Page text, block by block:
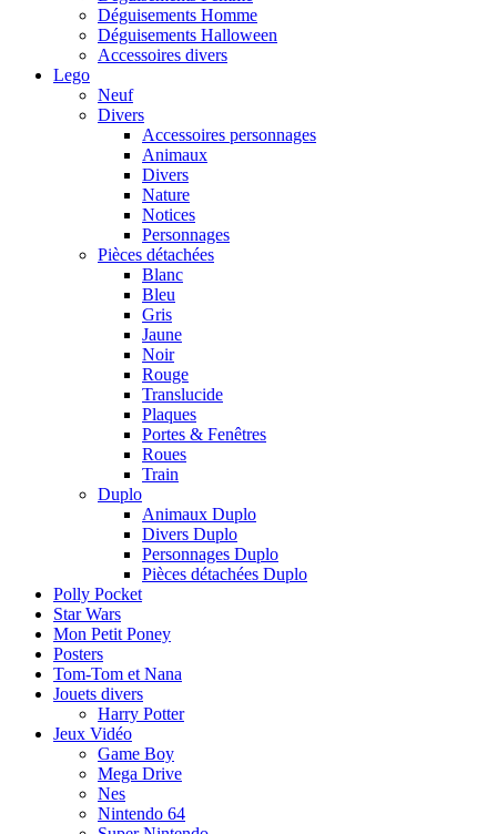
Déguisements Homme
Déguisements Halloween
Accessoires divers
Lego
Neuf
Divers
Accessoires personnages
Animaux
Divers
Nature
Notices
Personnages
Pièces détachées
Blanc
Bleu
Gris
Jaune
Noir
Rouge
Translucide
Plaques
Portes & Fenêtres
Roues
Train
Duplo
Animaux Duplo
Divers Duplo
Personnages Duplo
Pièces détachées Duplo
Polly Pocket
Star Wars
Mon Petit Poney
Posters
Tom-Tom et Nana
Jouets divers
Harry Potter
Jeux Vidéo
Game Boy
Mega Drive
Nes
Nintendo 64